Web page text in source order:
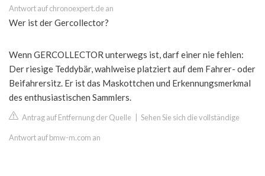
Antwort auf chronoexpert.de an
Wer ist der Gercollector?
Wenn GERCOLLECTOR unterwegs ist, darf einer nie fehlen:
Der riesige Teddybär, wahlweise platziert auf dem Fahrer- oder
Beifahrersitz. Er ist das Maskottchen und Erkennungsmerkmal
des enthusiastischen Sammlers.
Antrag auf Entfernung der Quelle Sehen Sie sich die vollständige
Antwort auf bmw-m.com an